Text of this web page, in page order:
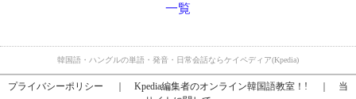
一覧
韓国語・ハングルの単語・発音・日常会話ならケイペディア(Kpedia)
プライバシーポリシー Kpedia編集者のオンライン韓国語教室！!
当